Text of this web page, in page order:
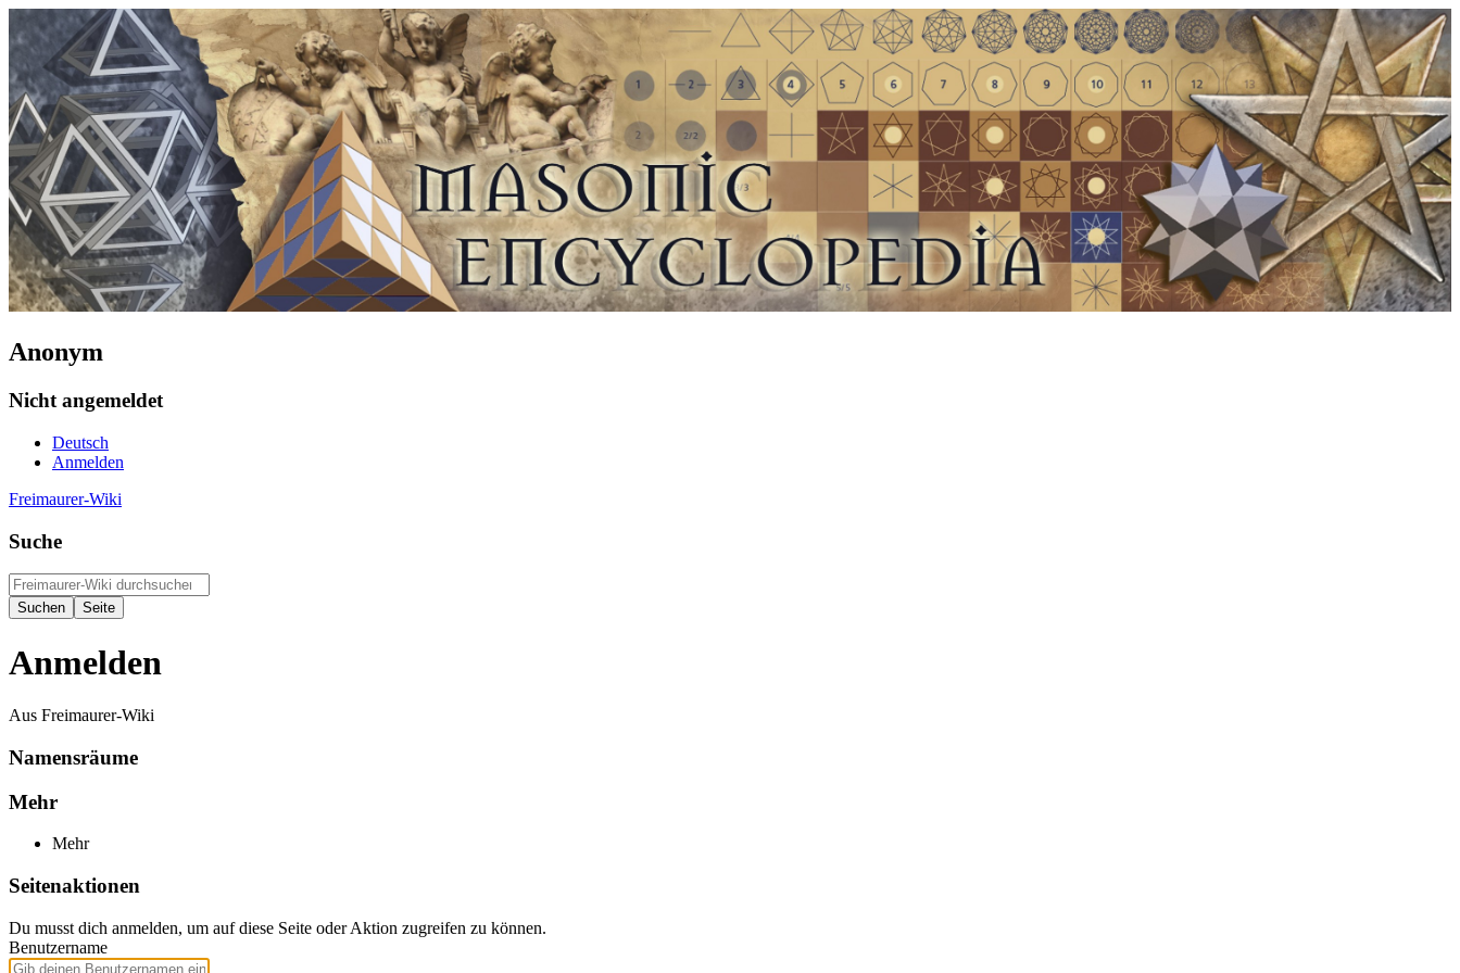
Anonym
Nicht angemeldet
Deutsch
Anmelden
Freimaurer-Wiki
Suche
Anmelden
Aus Freimaurer-Wiki
Namensräume
Mehr
Mehr
Seitenaktionen
Du musst dich anmelden, um auf diese Seite oder Aktion zugreifen zu können.
Benutzername